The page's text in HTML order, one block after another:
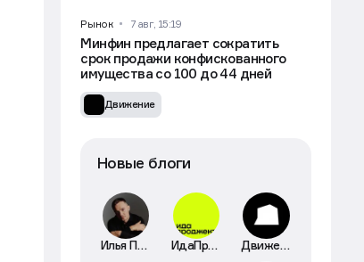
Рынок 7 авг, 15:19
Минфин предлагает сократить
срок продажи конфискованного
имущества со 100 до 44 дней
Движение
Новые блоги
Илья Пискулин ИдаПроджект Движение